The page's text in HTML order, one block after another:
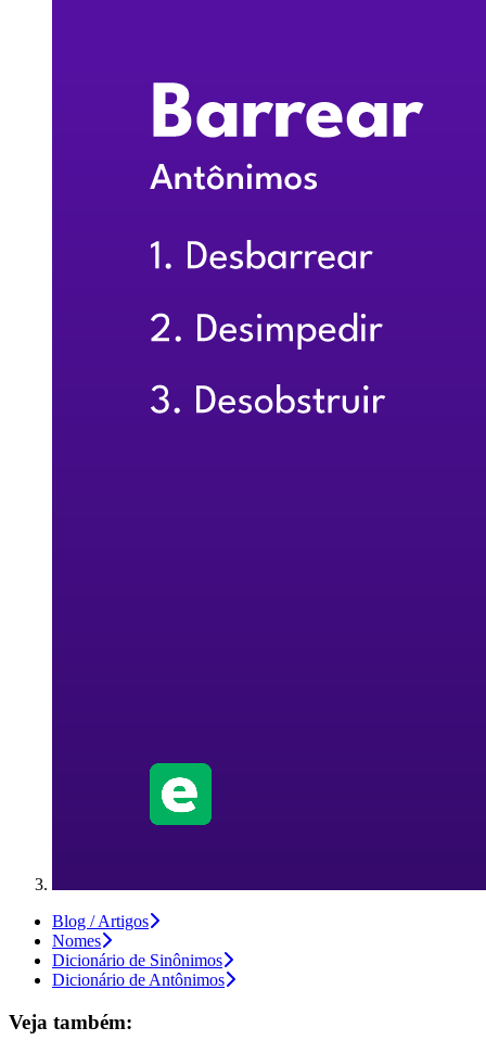
Blog / Artigos
Nomes
Dicionário de Sinônimos
Dicionário de Antônimos
Veja também: